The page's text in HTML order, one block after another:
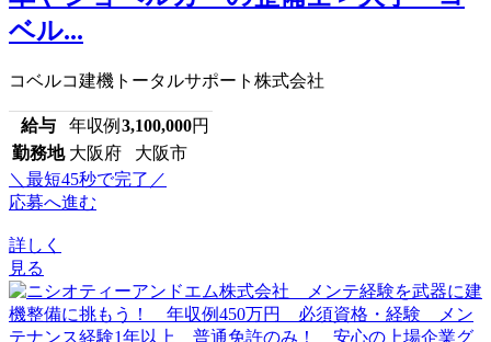
ベル...
コベルコ建機トータルサポート株式会社
給与 年収例 3,100,000円
勤務地 大阪府 大阪市
＼最短45秒で完了／
応募へ進む
詳しく
見る